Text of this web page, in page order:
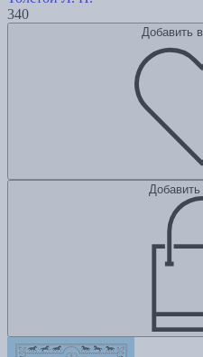
340
Добавить
Добавить